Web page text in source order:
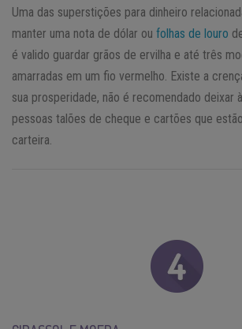
Uma das superstições para dinheiro
manter uma nota de dólar ou folhas de louro
é valido guardar grãos de ervilha e até três
amarradas em um fio vermelho. Existe a
sua prosperidade, não é recomendado deixar
pessoas talões de cheque e cartões que
carteira.